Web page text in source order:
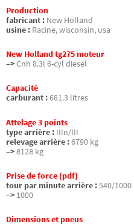
Production
fabricant : New Holland
usine : Racine, wisconsin, usa
New Holland tg275 moteur
–>Cnh 8.3l 6-cyl diesel
Capacité
carburant :681.3 litres
Attelage 3 points
type arrière : IIIn/III
relevage arrière :6790 kg
–>8128 kg
Prise de force (pdf)
tour par minute arrière :540/1000
–> 1000
Dimensions et pneus